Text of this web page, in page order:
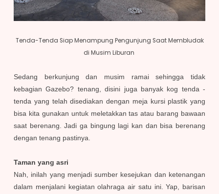
Tenda-Tenda Siap Menampung Pengunjung Saat Membludak
di Musim Liburan
Sedang berkunjung dan musim ramai sehingga tidak
kebagian Gazebo? tenang, disini juga banyak kog tenda -
tenda yang telah disediakan dengan meja kursi plastik yang
bisa kita gunakan untuk meletakkan tas atau barang bawaan
saat berenang. Jadi ga bingung lagi kan dan bisa berenang
dengan tenang pastinya.
Taman yang asri
Nah, inilah yang menjadi sumber kesejukan dan ketenangan
dalam menjalani kegiatan olahraga air satu ini. Yap, barisan